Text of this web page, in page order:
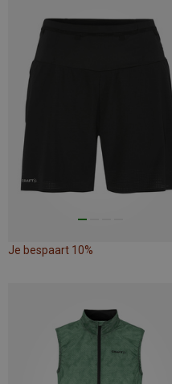
Je bespaart 10%